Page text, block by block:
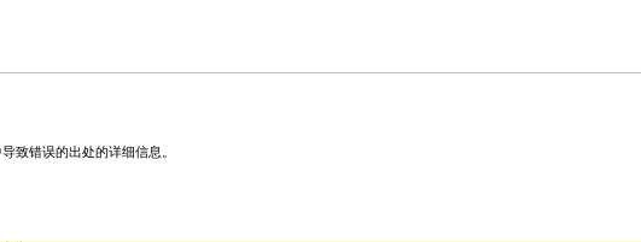
致错误的出处的详细信息。